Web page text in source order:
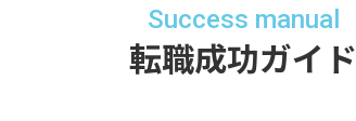
Success manual
転職成功ガイド